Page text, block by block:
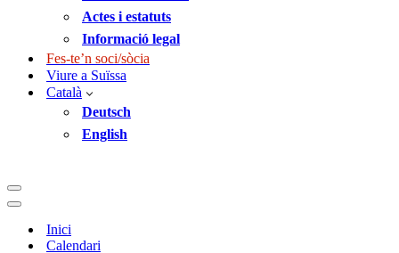
Actes i estatuts
Informació legal
Fes-te’n soci/sòcia
Viure a Suïssa
Català
Deutsch
English
Menú
de
Menú
navegació
Inici
Calendari